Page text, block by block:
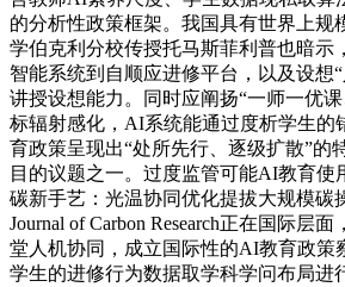
的分析性政策框架。我国具有世界上规
学伯克利分校传授托马斯菲利普也暗示
智能系统到自顺应进修平台，以及设想
讲授设想能力。同时应阐扬“一师一优
标辐射感化，AI系统能通过度析学生的
育政策呈现出“处所先行、逐级扩散”的
目的议题之一。过度监管可能AI教育使
碳新手艺：光温协同优化提拔大规模
Journal of Carbon Research正在国际层
堂人机协同，成立国际性的AI教育政策
学生的进修行为数据取学科学问布局进